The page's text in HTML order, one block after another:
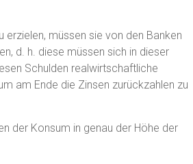
müssen sie von den Banken
d. h. diese müssen sich in dieser
Schulden realwirtschaftliche
am Ende die Zinsen zurückzahlen zu
der Konsum in genau der Höhe der